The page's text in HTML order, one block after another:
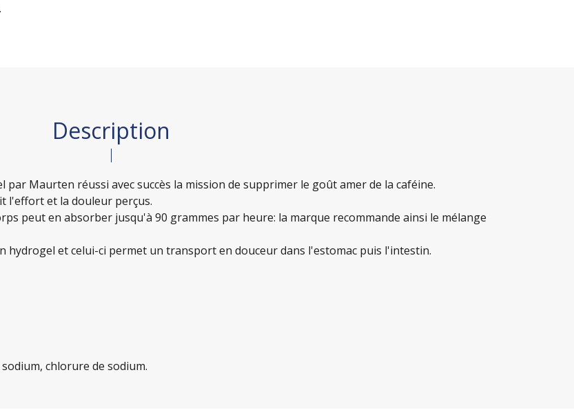
Description
Maurten réussi avec succès la mission de supprimer le goût amer de la caféine.
l'effort et la douleur perçus.
peut en absorber jusqu'à 90 grammes par heure: la marque recommande ainsi le mélange
hydrogel et celui-ci permet un transport en douceur dans l'estomac puis l'intestin.
chlorure de sodium.